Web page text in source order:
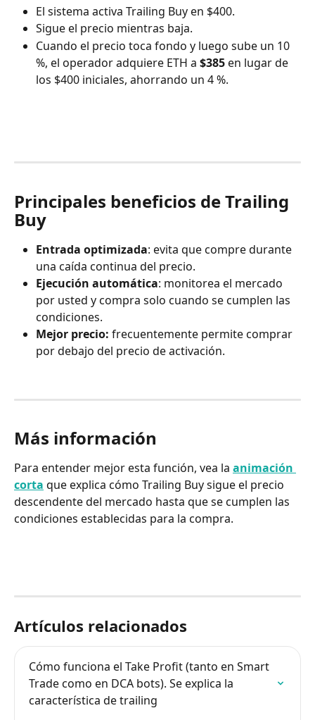
El sistema activa Trailing Buy en $400.
Sigue el precio mientras baja.
Cuando el precio toca fondo y luego sube un 10
%, el operador adquiere ETH a $385 en lugar de
los $400 iniciales, ahorrando un 4 %.
Principales beneficios de Trailing
Buy
Entrada optimizada: evita que compre durante
una caída continua del precio.
Ejecución automática: monitorea el mercado
por usted y compra solo cuando se cumplen las
condiciones.
Mejor precio: frecuentemente permite comprar
por debajo del precio de activación.
Más información
Para entender mejor esta función, vea la animación
corta que explica cómo Trailing Buy sigue el precio
descendente del mercado hasta que se cumplen las
condiciones establecidas para la compra.
Artículos relacionados
Cómo funciona el Take Profit (tanto en Smart
Trade como en DCA bots). Se explica la
característica de trailing